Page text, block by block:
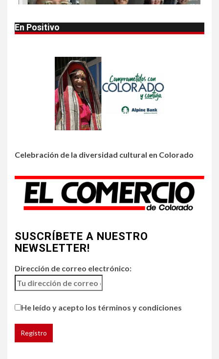
• HOGAR Y SALUD LOCAL NOTICIAS
Reportan en Colorado 110
consumo de jalapeños
• HOGAR Y SALUD LOCAL NOTICIAS
Prevenga picaduras de
insectos de verano en
Colorado
• HOGAR Y SALUD LOCAL NOTICIAS
aire amenazan Colorado
Chipotle retira chiles
jalapeños de varios
5
HOGAR Y SALUD
Generación Z ignora riesgo
de cáncer al broncearse
En Positivo
Celebración de la diversidad cultural en Colorado
SUSCRÍBETE A NUESTRO
NEWSLETTER!
Dirección de correo electrónico:
He leído y acepto los términos y condiciones